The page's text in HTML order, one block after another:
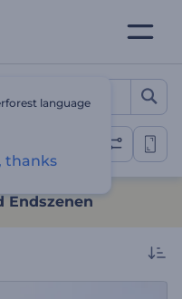
Endszenen
language
thanks